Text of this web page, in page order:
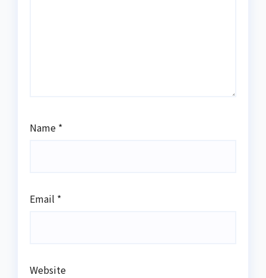
Name *
Email *
Website